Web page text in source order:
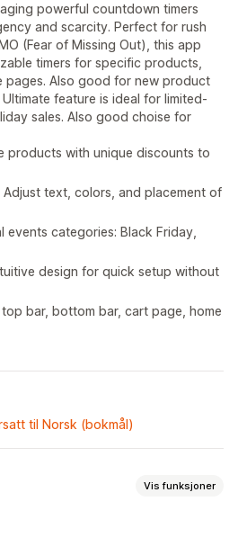
powerful countdown timers
and scarcity. Perfect for rush
(Fear of Missing Out), this app
timers for specific products,
pages. Also good for new product
feature is ideal for limited-
sales. Also good choise for
products with unique discounts to
Adjust text, colors, and placement of
events categories: Black Friday,
design for quick setup without
bar, bottom bar, cart page, home
til Norsk (bokmål)
Vis funksjoner